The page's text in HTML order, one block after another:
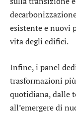
esistente e nuovi
vita degli edifici.
Infine, i panel
trasformazioni
quotidiana, dalle
all’emergere di